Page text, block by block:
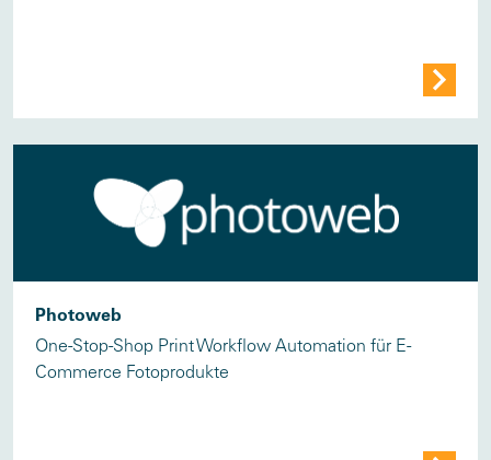
Photoweb
One-Stop-Shop Print Workflow Automation für E-
Commerce Fotoprodukte